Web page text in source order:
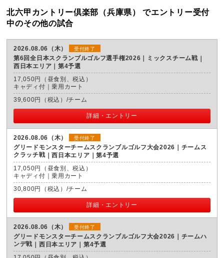
北六甲カントリー倶楽部（兵庫県） でエントリー受付
中のその他の試合
2026.08.06（木） 受付終了
第6回全日本スクランブルゴルフ選手権2026｜ミックスチーム戦
西日本エリア｜第4予選
17,050円（昼食別、税込）
キャディ付｜乗用カート
39,600円（税込）/チーム
詳細・エントリー
2026.08.06（木） 受付終了
グリードモンスターチームスクランブルゴルフ大会2026｜チームス
クラッチ戦
西日本エリア｜第4予選
17,050円（昼食別、税込）
キャディ付｜乗用カート
30,800円（税込）/チーム
詳細・エントリー
2026.08.06（木） 受付終了
グリードモンスターチームスクランブルゴルフ大会2026｜チームハ
ンデ戦
西日本エリア｜第4予選